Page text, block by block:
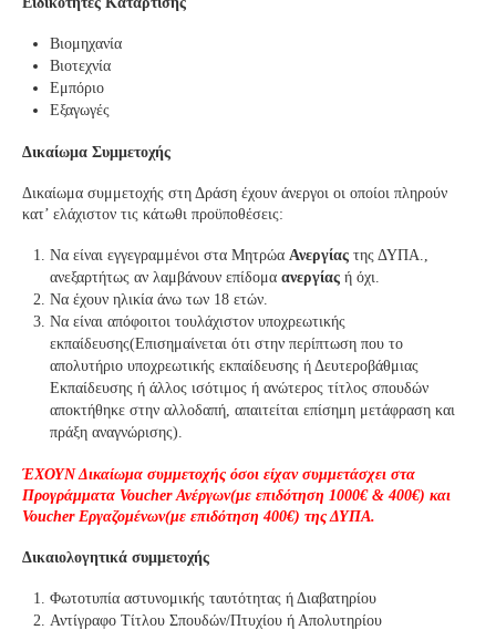
Βιομηχανία
Βιοτεχνία
Εμπόριο
Εξαγωγές
Δικαίωμα Συμμετοχής
Δικαίωμα συμμετοχής στη Δράση έχουν άνεργοι οι οποίοι πληρούν
κατ’ ελάχιστον τις κάτωθι προϋποθέσεις:
Να είναι εγγεγραμμένοι στα Μητρώα Ανεργίας της ΔΥΠΑ.,
ανεξαρτήτως αν λαμβάνουν επίδομα ανεργίας ή όχι.
Να έχουν ηλικία άνω των 18 ετών.
Να είναι απόφοιτοι τουλάχιστον υποχρεωτικής
εκπαίδευσης(Επισημαίνεται ότι στην περίπτωση που το
απολυτήριο υποχρεωτικής εκπαίδευσης ή Δευτεροβάθμιας
Εκπαίδευσης ή άλλος ισότιμος ή ανώτερος τίτλος σπουδών
αποκτήθηκε στην αλλοδαπή, απαιτείται επίσημη μετάφραση και
πράξη αναγνώρισης).
ΈΧΟΥΝ Δικαίωμα συμμετοχής όσοι είχανσυμμετάσχει στα
Προγράμματα Voucher Ανέργων(με επιδότηση 1000€ & 400€) και
Voucher Εργαζομένων(με επιδότηση 400€) της ΔΥΠΑ.
Δικαιολογητικά συμμετοχής
Φωτοτυπία αστυνομικής ταυτότητας ή Διαβατηρίου
Αντίγραφο Τίτλου Σπουδών/Πτυχίου ή Απολυτηρίου